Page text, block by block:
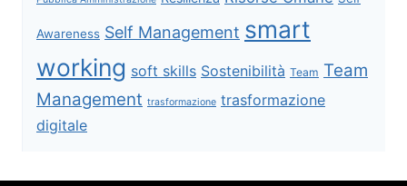
Awareness Self Management smart
working soft skills Sostenibilità Team Team
Management trasformazione trasformazione
digitale